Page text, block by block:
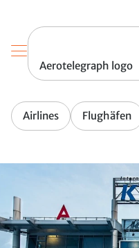
Aerotelegraph logo
Airlines Flughäfen